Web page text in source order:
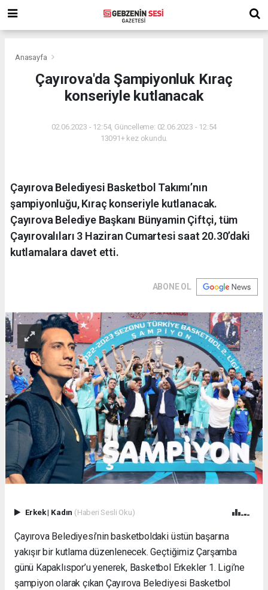
Anasayfa
Çayırova'da Şampiyonluk Kıraç
konseriyle kutlanacak
02.06.2023 - 12:54, Güncelleme: 02.06.2023 - 12:54
13091+ kez okundu.
Çayırova Belediyesi Basketbol Takımı’nın
şampiyonluğu, Kıraç konseriyle kutlanacak.
Çayırova Belediye Başkanı Bünyamin Çiftçi, tüm
Çayırovalıları 3 Haziran Cumartesi saat 20.30’daki
kutlamalara davet etti.
ABONE OL
Erkek| Kadın (Haberi Sesli Oku)
Çayırova Belediyesi’nin basketboldaki üstün başarına
yakışır bir kutlama düzenlenecek. Geçtiğimiz Çarşamba
günü Kapaklıspor’u yenerek, Basketbol Erkekler 1. Ligi’ne
şampiyon olarak çıkan Çayırova Belediyesi Basketbol